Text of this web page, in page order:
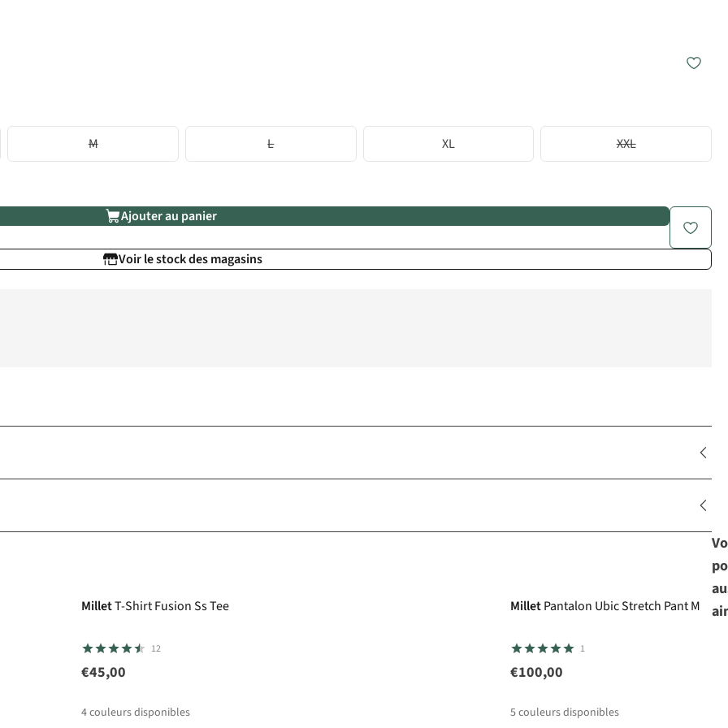
M L XL
XXL
Ajouter au panier
Voir le stock des magasins
MilletT-Shirt Fusion Ss Tee
12
€45,00
4couleurs disponibles
MilletPantalon Ubic Stretch Pant M
1
€100,00
5couleurs disponibles